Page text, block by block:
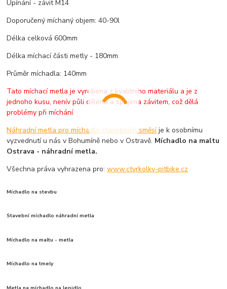
Upínání - závit M14
Doporučený míchaný objem: 40-90l
Délka celková 600mm
Délka míchací části metly - 180mm
Průměr míchadla: 140mm
Tato míchací metla je vyrobena z kvalitního materiálu a je z
jednoho kusu, nenív půli dělená a spojena závitem, což dělá
problémy při míchání.
Náhradní metla pro míchadlo stavebních směsíje k osobnímu
vyzvednutí u nás v Bohumíně nebo v Ostravě. Míchadlo na maltu
Ostrava - náhradní metla.
Všechna práva vyhrazena pro:www.ctyrkolky-pitbike.cz
Míchadlo na stevbu
Stavební míchadlo náhradní metla
Míchadlo na maltu - metla
Míchadlo na tmely